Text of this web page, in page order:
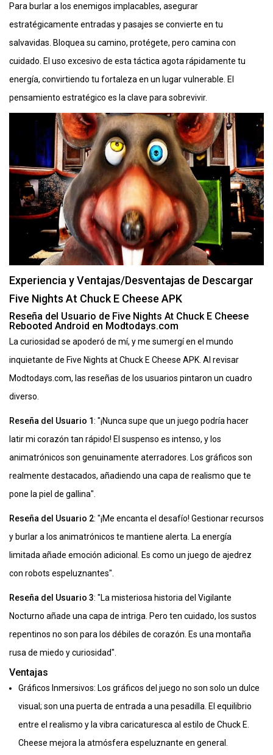
Para burlar a los enemigos implacables, asegurar
estratégicamente entradas y pasajes se convierte en tu
salvavidas. Bloquea su camino, protégete, pero camina con
cuidado. El uso excesivo de esta táctica agota rápidamente tu
energía, convirtiendo tu fortaleza en un lugar vulnerable. El
pensamiento estratégico es la clave para sobrevivir.
Experiencia y Ventajas/Desventajas de Descargar
Five Nights At Chuck E Cheese APK
Reseña del Usuario de Five Nights At Chuck E Cheese
Rebooted Android en Modtodays.com
La curiosidad se apoderó de mí, y me sumergí en el mundo
inquietante de Five Nights at Chuck E Cheese APK. Al revisar
Modtodays.com, las reseñas de los usuarios pintaron un cuadro
diverso.
Reseña del Usuario 1: "¡Nunca supe que un juego podría hacer
latir mi corazón tan rápido! El suspenso es intenso, y los
animatrónicos son genuinamente aterradores. Los gráficos son
realmente destacados, añadiendo una capa de realismo que te
pone la piel de gallina".
Reseña del Usuario 2: "¡Me encanta el desafío! Gestionar recursos
y burlar a los animatrónicos te mantiene alerta. La energía
limitada añade emoción adicional. Es como un juego de ajedrez
con robots espeluznantes".
Reseña del Usuario 3: "La misteriosa historia del Vigilante
Nocturno añade una capa de intriga. Pero ten cuidado, los sustos
repentinos no son para los débiles de corazón. Es una montaña
rusa de miedo y curiosidad".
Ventajas
Gráficos Inmersivos: Los gráficos del juego no son solo un dulce
visual; son una puerta de entrada a una pesadilla. El equilibrio
entre el realismo y la vibra caricaturesca al estilo de Chuck E.
Cheese mejora la atmósfera espeluznante en general.